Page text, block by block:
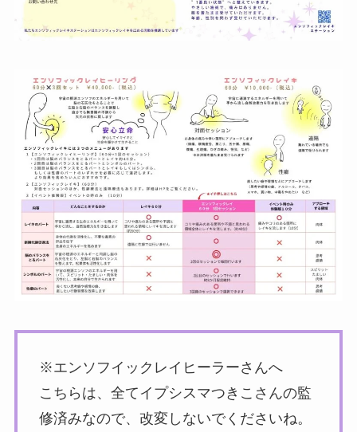
※エンソフイックレイヒーラーさんへ
こちらは、全てイプシスマつきこさんの監
修済みなので、改変しないでくださいね。